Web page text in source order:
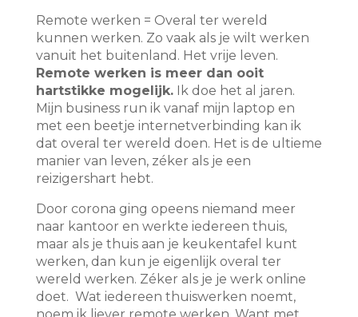
Remote werken = Overal ter wereld
kunnen werken. Zo vaak als je wilt werken
vanuit het buitenland. Het vrije leven.
Remote werken is meer dan ooit
hartstikke mogelijk.Ik doe het al jaren.
Mijn business run ik vanaf mijn laptop en
met een beetje internetverbinding kan ik
dat overal ter wereld doen. Het is de ultieme
manier van leven, zéker als je een
reizigershart hebt.
Door corona ging opeens niemand meer
naar kantoor en werkte iedereen thuis,
maar als je thuis aan je keukentafel kunt
werken, dan kun je eigenlijk overal ter
wereld werken. Zéker als je je werk online
doet. Wat iedereen thuiswerken noemt,
noem ik liever remote werken. Want met